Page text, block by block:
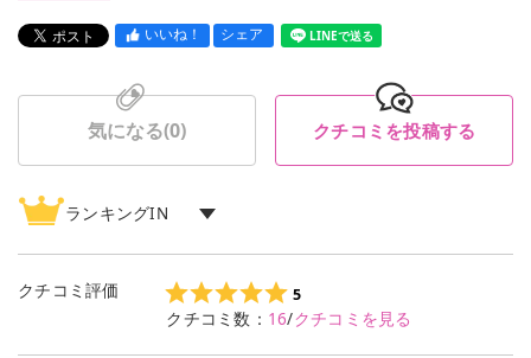
いいね！ シェア LINEで送る
気になる(0) クチコミを投稿する
ランキングIN
ベースメイクランキング2位
化粧下地ランキング1位
クチコミ評価 5
クチコミ数： 16/クチコミを見る